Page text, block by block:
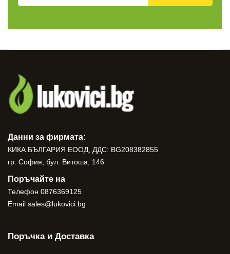
Данни за фирмата:
КИКА БЪЛГАРИЯ ЕООД, ДДС: BG208382855
гр. София, бул. Витоша, 146
Поръчайте на
Телефон 0876369125
Email sales@lukovici.bg
Поръчка и Доставка